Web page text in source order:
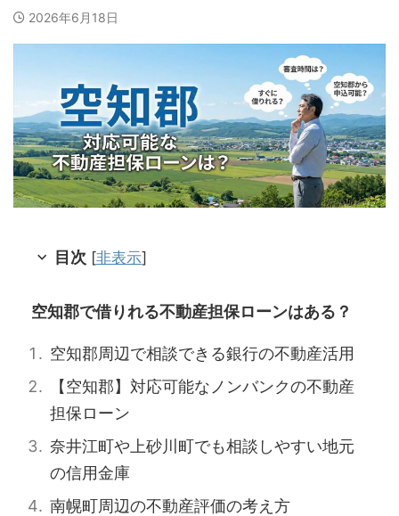
2026年6月18日
目次 [非表示]
空知郡で借りれる不動産担保ローンはある？
空知郡周辺で相談できる銀行の不動産活用
【空知郡】対応可能なノンバンクの不動産
担保ローン
奈井江町や上砂川町でも相談しやすい地元
の信用金庫
南幌町周辺の不動産評価の考え方